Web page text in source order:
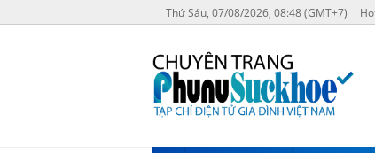
Thứ Sáu, 07/08/2026, 08:48 (GMT+7)